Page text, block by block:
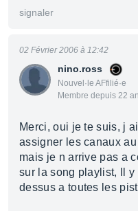
signaler
nino.ross
Nouvel·le AFfilié·e
Membre depuis 22
02 Février 2006 à 12:42
Merci, oui je te suis, j
assigner les canaux
mais je n arrive pas a
sur la song playlist, Il
dessus a toutes les